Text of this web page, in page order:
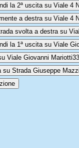
la 2ª uscita su Viale 4
a destra su Viale 4
svolta a destra su
la 1ª uscita su Viale
Viale Giovanni Mariotti
su Strada Giuseppe